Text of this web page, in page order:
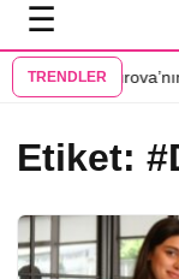
☰
TRENDLER
Çukurova’nın
Etiket: